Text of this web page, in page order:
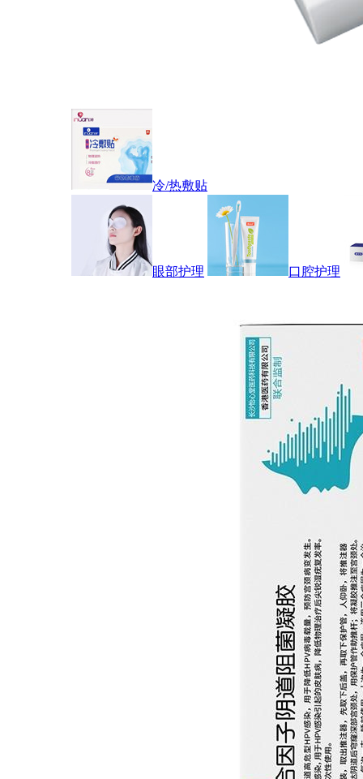
冷/热敷贴
眼部护理 口腔护理